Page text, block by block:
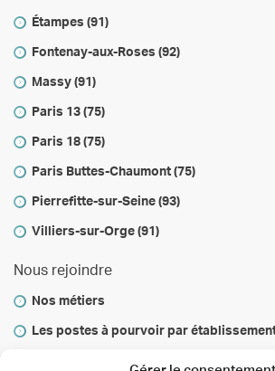
Étampes (91)
Fontenay-aux-Roses (92)
Massy (91)
Paris 13 (75)
Paris 18 (75)
Paris Buttes-Chaumont (75)
Pierrefitte-sur-Seine (93)
Villiers-sur-Orge (91)
Nous rejoindre
Nos métiers
Les postes à pourvoir par